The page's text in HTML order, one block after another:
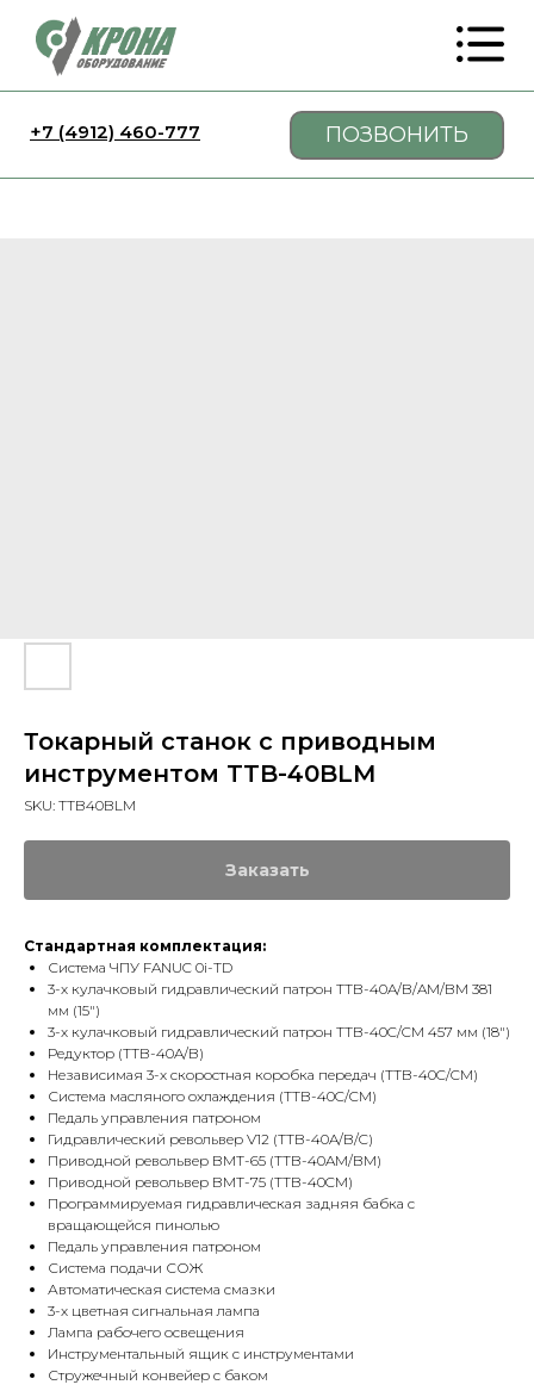
+7 (4912) 460-777 ПОЗВОНИТЬ
Токарный станок с приводным
инструментом TTB-40BLM
SKU: TTB40BLM
Заказать
Стандартная комплектация:
Система ЧПУ FANUC 0i-TD
3-х кулачковый гидравлический патрон TTB-40A/B/AM/BM 381
мм (15")
3-х кулачковый гидравлический патрон TTB-40C/CM 457 мм (18")
Редуктор (TTB-40A/B)
Независимая 3-х скоростная коробка передач (TTB-40C/CM)
Система масляного охлаждения (TTB-40C/CM)
Педаль управления патроном
Гидравлический револьвер V12 (TTB-40A/B/C)
Приводной револьвер BMT-65 (TTB-40AM/BM)
Приводной револьвер BMT-75 (TTB-40CM)
Программируемая гидравлическая задняя бабка с
вращающейся пинолью
Педаль управления патроном
Система подачи СОЖ
Автоматическая система смазки
3-х цветная сигнальная лампа
Лампа рабочего освещения
Инструментальный ящик с инструментами
Стружечный конвейер с баком